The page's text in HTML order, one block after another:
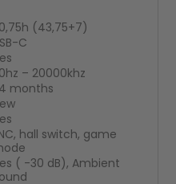
(43,75+7)
C
– 20000khz
months
hall switch, game
( -30 dB), Ambient